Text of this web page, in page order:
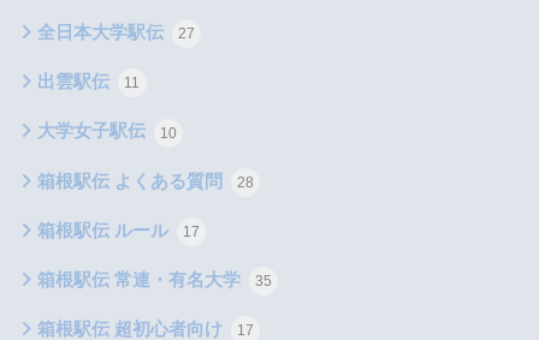
全日本大学駅伝 27
出雲駅伝 11
大学女子駅伝 10
箱根駅伝 よくある質問 28
箱根駅伝 ルール 17
箱根駅伝 常連・有名大学 35
箱根駅伝 超初心者向け 17